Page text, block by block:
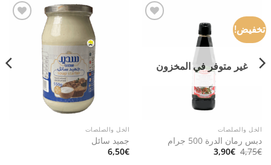
تخفيض!
غير متوفر في المخزون
الخل والصلصات
دبس رمان الدرة 500 جرام
4,75€ السعر
الأصلي
3,90€ السعر
الحالي
الخل والصلصات
جميد سائل
6,50€